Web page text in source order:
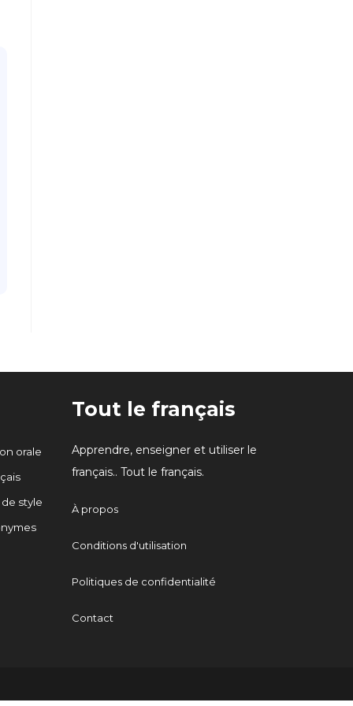
orale
style
Tout le français
Apprendre, enseigner et utiliser le
français.. Tout le français.
À propos
Conditions d'utilisation
Politiques de confidentialité
Contact